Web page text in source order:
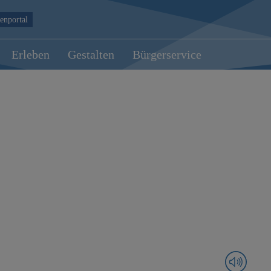
Erleben Gestalten Bürgerservice